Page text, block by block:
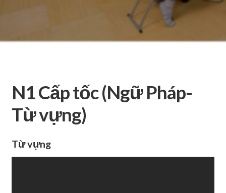
N1 Cấp tốc (Ngữ Pháp-
Từ vựng)
Từ vựng